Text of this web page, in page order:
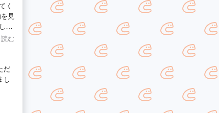
く
見
む